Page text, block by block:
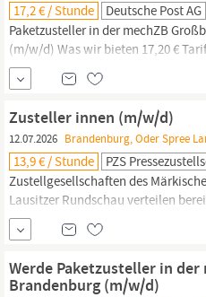
17,2 € / Stunde Deutsche Post AG
Paketzusteller in der mechZB
(m/w/d) Was wir bieten 17,20 €
inkl. 50% Weihnachtsgeld, ggf.
Weitere 50% Weihnachtsgeld im
Urlaubsgeld Du kannst sofort
starten.
Zusteller innen (m/w/d)
12.07.2026 Brandenburg, Oder Spree
13,9 € / Stunde PZS
Zustellgesellschaften des
Lausitzer Rundschau verteilen
Zusteller
innen unsere
Briefsendungen in
Briefsendungen
Werde Paketzusteller in
Brandenburg (m/w/d)